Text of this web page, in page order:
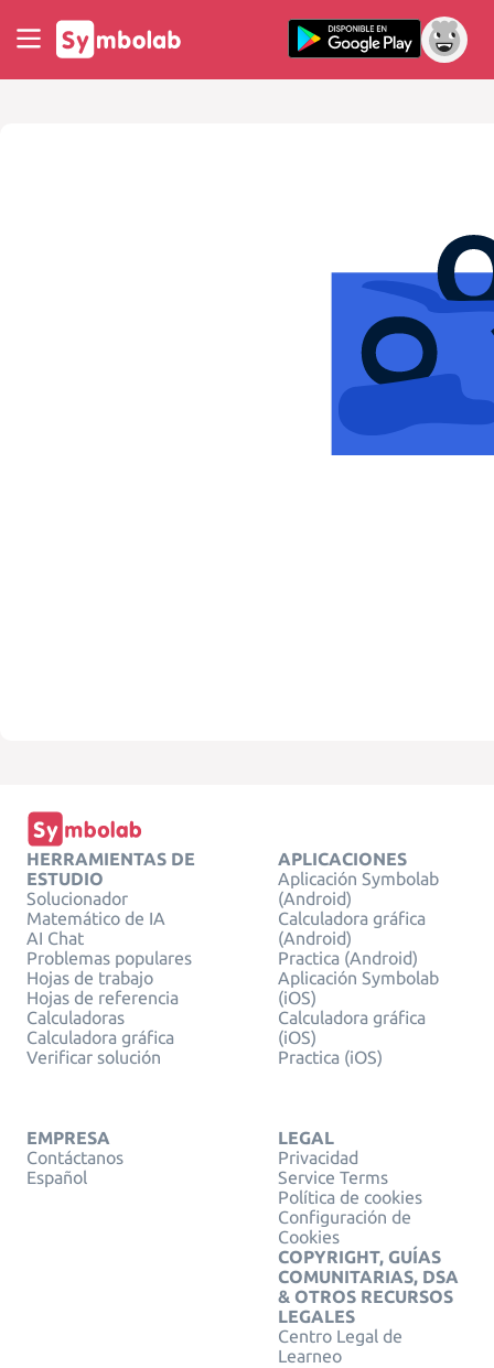
HERRAMIENTAS DE
ESTUDIO
Solucionador
Matemático de IA
AI Chat
Problemas populares
Hojas de trabajo
Hojas de referencia
Calculadoras
Calculadora gráfica
Verificar solución
APLICACIONES
Aplicación Symbolab
(Android)
Calculadora gráfica
(Android)
Practica (Android)
Aplicación Symbolab
(iOS)
Calculadora gráfica
(iOS)
Practica (iOS)
EMPRESA
Contáctanos
Español
LEGAL
Privacidad
Service Terms
Política de cookies
Configuración de
Cookies
COPYRIGHT, GUÍAS
COMUNITARIAS, DSA
& OTROS RECURSOS
LEGALES
Centro Legal de
Learneo